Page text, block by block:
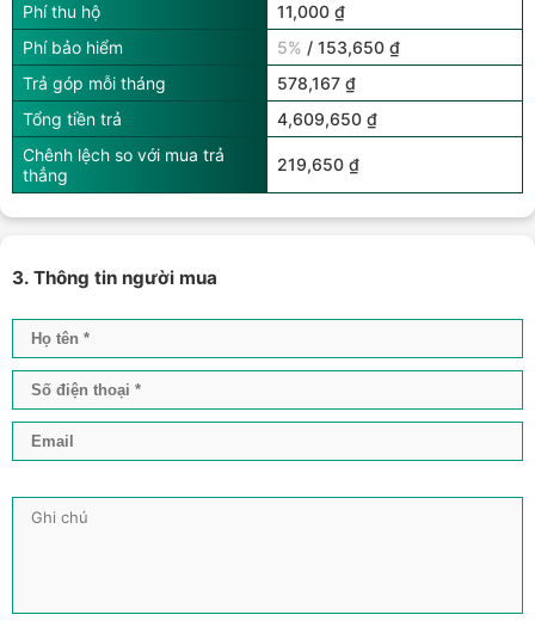
Phí thu hộ
11,000 ₫
Phí bảo hiểm
5% / 153,650 ₫
Trả góp mỗi tháng
578,167 ₫
Tổng tiền trả
4,609,650 ₫
Chênh lệch so với mua trả
thẳng
219,650 ₫
3. Thông tin người mua